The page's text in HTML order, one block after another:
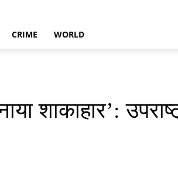
CRIME WORLD
शाकाहार’: